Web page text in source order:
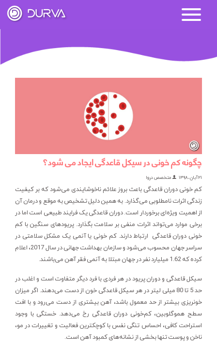
چگونه کم خونی در سیکل قاعدگی ایجاد می شود؟
۲۱ آبان، ۱۳۹۸ متخصص دروا
کم خونی دوران قاعدگی باعث بروز علائم ناخوشایندی می‌شود که بر کیفیت
زندگی اثرات نامطلوبی می‌گذارد. به همین دلیل تشخیص به موقع و درمان آن
از اهمیت ویژه‌ای برخوردار است. دوران قاعدگی یک فرایند طبیعی است اما در
برخی موارد می‌تواند اثرات منفی بر سلامت بگذارد. پریودهای سنگین با کم
خونی دوران قاعدگی ارتباط دارند. کم خونی یا آنمی یک مشکل سلامتی در
سراسر جهان محسوب می‌شود و سازمان بهداشت جهانی در سال 2017، اعلام
کرده که 1.62 میلیارد نفر در جهان مبتلا به آنمی فقر آهن می‌باشند.
سیکل قاعدگی و دوران پریود در هر فردی با فرد دیگر متفاوت است و اغلب در
حد 5 تا 80 میلی لیتر در هر سیکل قاعدگی خون از دست می‌دهند. اگر میزان
خونریزی بیشتر از حد معمول باشد، آهن بیشتری از دست می‌رود و با افت
سطح هموگلوبین، کم‌خونی دوران قاعدگی رخ می‌دهد. خستگی با وجود
استراحت کافی، احساس تنگی نفس با کوچکترین فعالیت و تغییرات در مو،
ناخن و پوست تنها بخشی از نشانه‌های کمبود آهن است.